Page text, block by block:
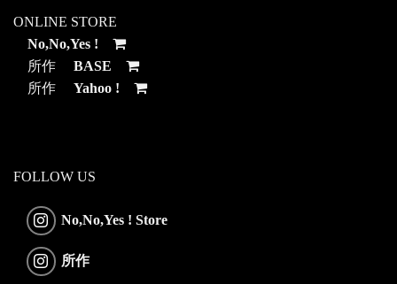
ONLINE STORE
No,No,Yes !
所作 BASE
所作 Yahoo !
FOLLOW US
No,No,Yes ! Store
所作